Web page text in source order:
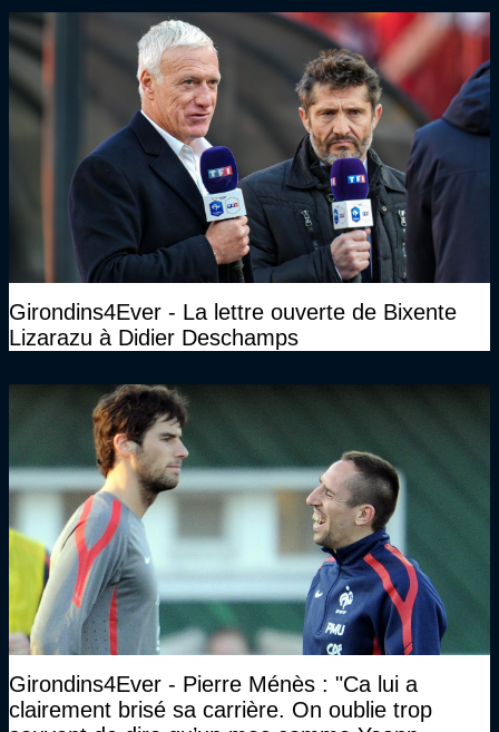
Girondins4Ever - La lettre ouverte de Bixente
Lizarazu à Didier Deschamps
Girondins4Ever - Pierre Ménès : "Ca lui a
clairement brisé sa carrière. On oublie trop